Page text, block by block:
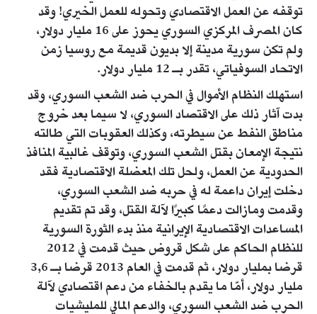
توقفه عن العمل الاقتصادي وتحوله للعمل الخيري! وقد
كان المصرف المركزي السوري يحوز على 16 مليار دولار،
ولم تكن سورية مدينة إلا بديون قديمة مع روسيا زمن
الاتحاد السوفياتي، تقدر بـ 12 مليار دولار.
استهلك النظام الأموال في الحرب ضد الشعب السوري، وقد
بدت آثار ذلك على الاقتصاد السوري، لا سيما بعد خروج
مناطق النفط عن سيطرته، وكذلك العقوبات التي طالته
نتيجة الإمعان بقتل الشعب السوري، وتوقف غالبية المنافذ
الحدودية عن العمل، ولحل تلك المعضلة الاقتصادية فقد
دخلت إيران داعمة له في حربه ضد الشعب السوري،
وقدمت ومازالت دعمًا كبيرًا لآلة القتل، وقد تم تقديم
المساعدات الاقتصادية الإيرانية منذ بدء الثورة السورية
للنظام الحاكم على شكل قروض حيث قدمت في 2012
قرضا بمليار دولار، ثم قدمت في العام 2013 قرضا بـ 3,6
مليار دولار، أمّا ما يقدم بالخفاء من دعم اقتصادي لآلة
الحرب ضد الشعب السوري، والدعم المالي للمليشيات